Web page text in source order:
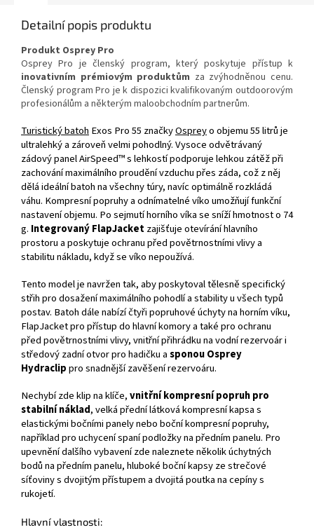
Detailní popis produktu
Produkt Osprey Pro
Osprey Pro je členský program, který poskytuje přístup k
inovativním prémiovým produktům za zvýhodněnou cenu.
Členský program Pro je k dispozici kvalifikovaným outdoorovým
profesionálům a některým maloobchodním partnerům.
Turistický batoh Exos Pro 55 značkyOspreyo objemu 55 litrů je
ultralehký a zároveň velmi pohodlný. Vysoce odvětrávaný
zádový panel AirSpeed™ s lehkostí podporuje lehkou zátěž při
zachování maximálního proudění vzduchu přes záda, což z něj
dělá ideální batoh na všechny túry, navíc optimálně rozkládá
váhu. Kompresní popruhy a odnímatelné víko umožňují funkční
nastavení objemu. Po sejmutí horního víka se sníží hmotnost o 74
g. Integrovaný FlapJacketzajišťuje otevírání hlavního
prostoru a poskytuje ochranu před povětrnostními vlivy a
stabilitu nákladu, když se víko nepoužívá.
Tento model je navržen tak, aby poskytoval tělesně specifický
střih pro dosažení maximálního pohodlí a stability u všech typů
postav. Batoh dále nabízí čtyři popruhové úchyty na horním víku,
FlapJacket pro přístup do hlavní komory a také pro ochranu
před povětrnostními vlivy, vnitřní přihrádku na vodní rezervoár i
středový zadní otvor pro hadičku asponou Osprey
Hydraclippro snadnější zavěšení rezervoáru.
Nechybí zde klip na klíče,vnitřní kompresní popruh pro
stabilní náklad, velká přední látková kompresní kapsa s
elastickými bočními panely nebo boční kompresní popruhy,
například pro uchycení spaní podložky na předním panelu. Pro
upevnění dalšího vybavení zde naleznete několik úchytných
bodů na předním panelu, hluboké boční kapsy ze strečové
síťoviny s dvojitým přístupem a dvojitá poutka na cepíny s
rukojetí.
Hlavní vlastnosti: